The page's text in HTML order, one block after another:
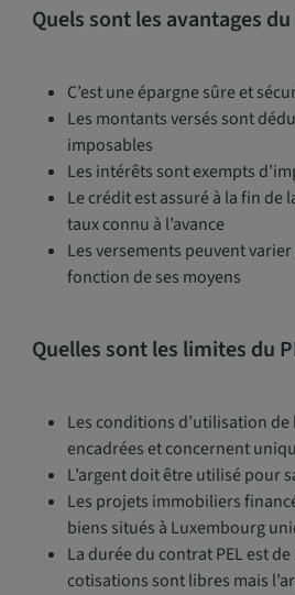
Quels sont les avantages du
C’est une épargne sûre et
Les montants versés sont
imposables
Les intérêts sont exempts
Le crédit est assuré à la fin de
taux connu à l’avance
Les versements peuvent
fonction de ses moyens
Quelles sont les limites du
Les conditions d’utilisation de
encadrées et concernent
L’argent doit être utilisé pour
Les projets immobiliers
biens situés à Luxembourg
La durée du contrat PEL est
cotisations sont libres mais